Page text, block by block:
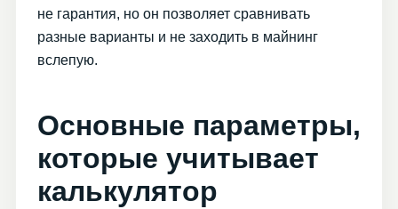
не гарантия, но он позволяет сравнивать
разные варианты и не заходить в майнинг
вслепую.
Основные параметры,
которые учитывает
калькулятор